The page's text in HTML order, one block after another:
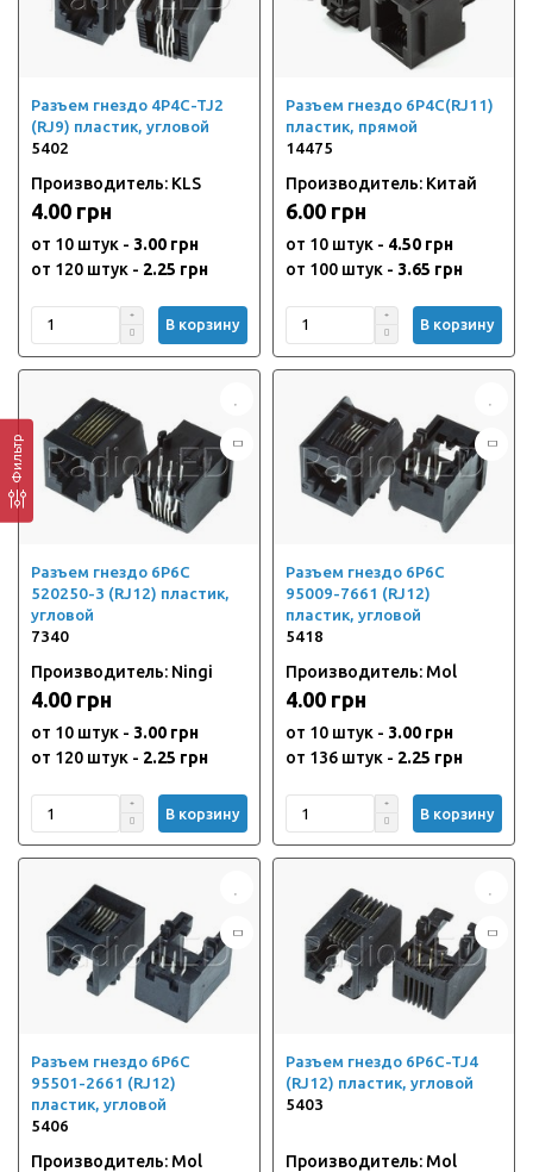
Фильтр
Разъем гнездо 4P4C-TJ2
(RJ9) пластик, угловой
5402
Производитель: KLS
4.00 грн
от 10 штук - 3.00 грн
от 120 штук - 2.25 грн
В корзину
Разъем гнездо 6P4C(RJ11)
пластик, прямой
14475
Производитель: Китай
6.00 грн
от 10 штук - 4.50 грн
от 100 штук - 3.65 грн
В корзину
Разъем гнездо 6P6C
520250-3 (RJ12) пластик,
угловой
7340
Производитель: Ningi
4.00 грн
от 10 штук - 3.00 грн
от 120 штук - 2.25 грн
В корзину
Разъем гнездо 6P6C
95009-7661 (RJ12)
пластик, угловой
5418
Производитель: Mol
4.00 грн
от 10 штук - 3.00 грн
от 136 штук - 2.25 грн
В корзину
Разъем гнездо 6P6C
95501-2661 (RJ12)
пластик, угловой
5406
Производитель: Mol
Разъем гнездо 6P6C-TJ4
(RJ12) пластик, угловой
5403
Производитель: Mol